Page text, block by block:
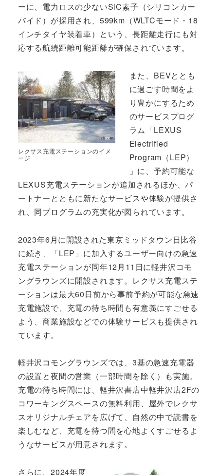
ーに、電力ロスの少ないSiC素子（シリコンカー
バイド）が採用され、599km（WLTCモード・18
インチタイヤ装着車）という、長距離走行にも対
応する航続距離可能距離が確保されています。
レクサス充電ステーションのイメ
ージ
また、BEVととも
に過ごす時間をよ
り豊かにするため
のサービスプログ
ラム「LEXUS
Electrified
Program（LEP）
」に、予約可能な
LEXUS充電ステーションが追加されるほか、パ
ートナーとともに新たなサービスや体験が提供さ
れ、同プログラムの充実化が図られています。
2023年6月に開設された東京ミッドタウン日比谷
に続き、「LEP」に加入するユーザー向けの急速
充電ステーションが同年12月11日に軽井沢コモ
ングラウンズに開設されます。レクサス充電ステ
ーションは最大60日前から事前予約が可能な急速
充電施設で、充電の待ち時間も有意義にすごせる
よう、商業施設などでの体験サービスも提供され
ています。
軽井沢コモングラウンズでは、3基の急速充電器
の設置と夜間の営業（一部時間を除く）も実施。
充電の待ち時間には、軽井沢書店中軽井沢店2Fの
コワーキングスペースの無料利用、屋外でレクサ
スオリジナルチェアを広げて、自然の中で読書を
楽しむなど、充電を待つ間を心地よくすごせるよ
うなサービスが用意されます。
さらに、2024年度